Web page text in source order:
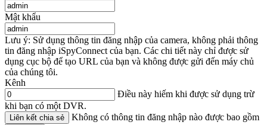
Mật khẩu
Lưu ý: Sử dụng thông tin đăng nhập của camera, không phải thông
tin đăng nhập iSpyConnect của bạn. Các chi tiết này chỉ được sử
dụng cục bộ để tạo URL của bạn và không được gửi đến máy chủ
của chúng tôi.
Kênh
Điều này hiếm khi được sử dụng trừ
khi bạn có một DVR.
Liên kết chia sẻ Không có thông tin đăng nhập nào được bao gồm